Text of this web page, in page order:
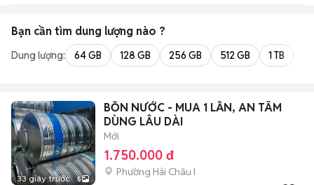
Bạn cần tìm dung lượng nào ?
Dung lượng: 64 GB 128 GB 256 GB 512 GB 1 TB
33 giây trước 5
BỒN NƯỚC - MUA 1 LẦN, AN TÂM
DÙNG LÂU DÀI
Mới
1.750.000 đ
Phường Hải Châu I